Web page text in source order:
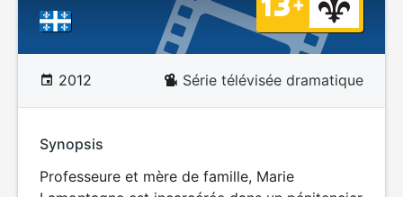
2012 Série télévisée dramatique
Synopsis
Professeure et mère de famille, Marie